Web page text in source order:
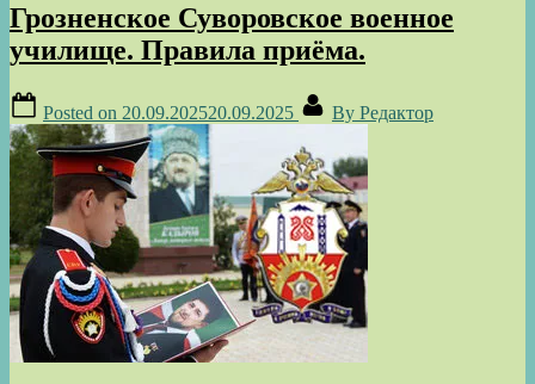
Грозненское Суворовское военное
училище. Правила приёма.
Posted on 20.09.202520.09.2025 By Редактор